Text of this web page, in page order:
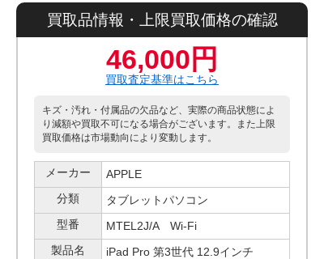
買取品情報・上限買取価格の確認
46,000円
買取査定基準はこちら
キズ・汚れ・付属品の欠品など、実際の商品状態によ
り減額や買取不可になる場合がございます。また上限
買取価格は市場動向により変動します。
メーカー
APPLE
分類
タブレットパソコン
型番
MTEL2J/A Wi-Fi
製品名
iPad Pro 第3世代 12.9インチ